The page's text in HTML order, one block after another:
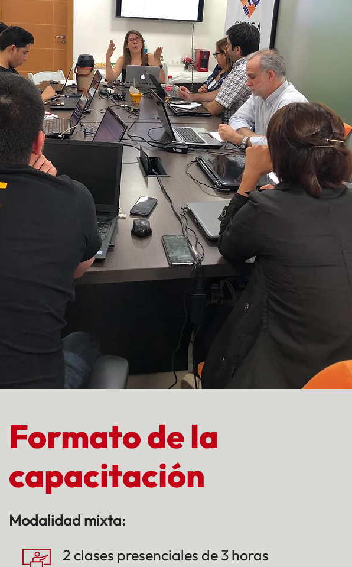
Formato de la
capacitación
Modalidad mixta:
2 clases presenciales de 3 horas